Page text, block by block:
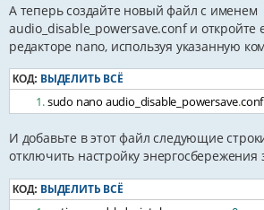
А теперь создайте новый файл с именем
audio_disable_powersave.conf и откройте
редакторе nano, используя указанную
КОД: ВЫДЕЛИТЬ ВСЁ
sudo nano audio_disable_powersave.conf
И добавьте в этот файл следующие
отключить настройку энергосбережения
КОД: ВЫДЕЛИТЬ ВСЁ